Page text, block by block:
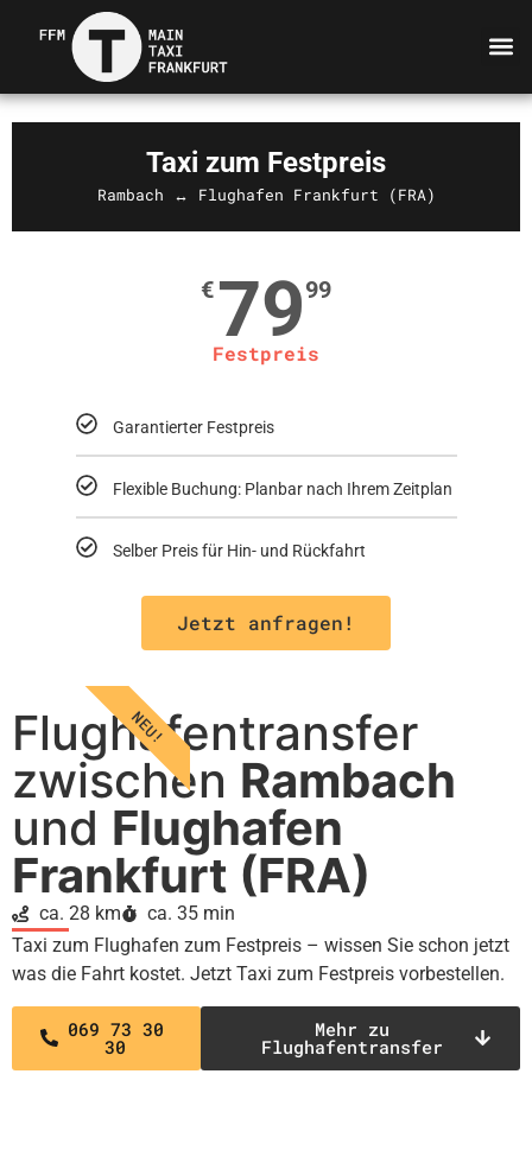
Flughafentransfer
zwischen Rambach
und Flughafen
Frankfurt (FRA)
ca. 28 km
ca. 35 min
Taxi zum Flughafen zum Festpreis – wissen Sie schon jetzt
was die Fahrt kostet. Jetzt Taxi zum Festpreis vorbestellen.
069 73 30
30
Mehr zu
Flughafentransfer
Taxi zum Festpreis
Rambach ↔ Flughafen Frankfurt (FRA)
€ 7999
Festpreis
Garantierter Festpreis
Flexible Buchung: Planbar nach Ihrem Zeitplan
Selber Preis für Hin- und Rückfahrt
Jetzt anfragen!
NEU!